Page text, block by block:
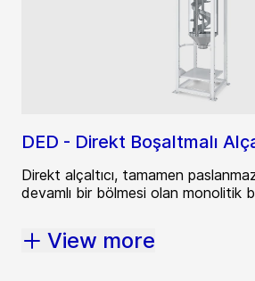
DED - Direkt Boşaltmalı
Direkt alçaltıcı, tamamen
devamlı bir bölmesi olan monolitik
View more